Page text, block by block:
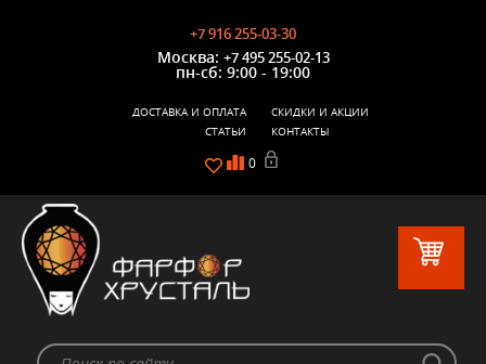
+7 916 255-03-30
Москва: +7 495 255-02-13
пн-сб: 9:00 - 19:00
0
ДОСТАВКА И ОПЛАТА
СКИДКИ И АКЦИИ
СТАТЬИ
КОНТАКТЫ